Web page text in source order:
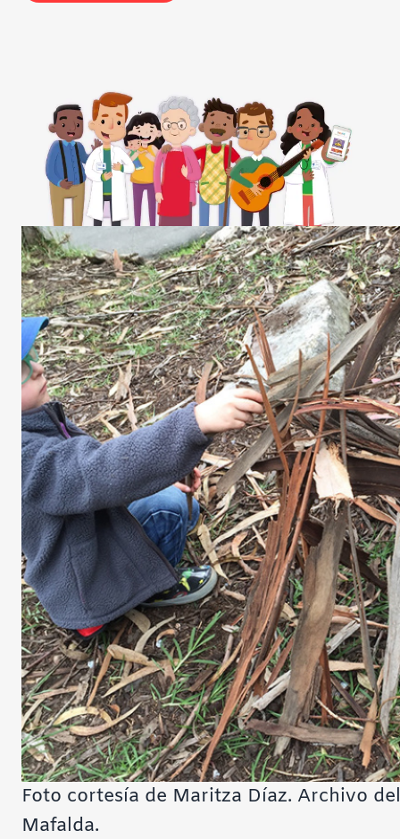
Foto cortesía de Maritza Díaz. Archivo
Mafalda.